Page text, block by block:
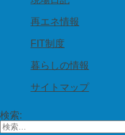
再エネ情報
FIT制度
暮らしの情報
サイトマップ
検索: